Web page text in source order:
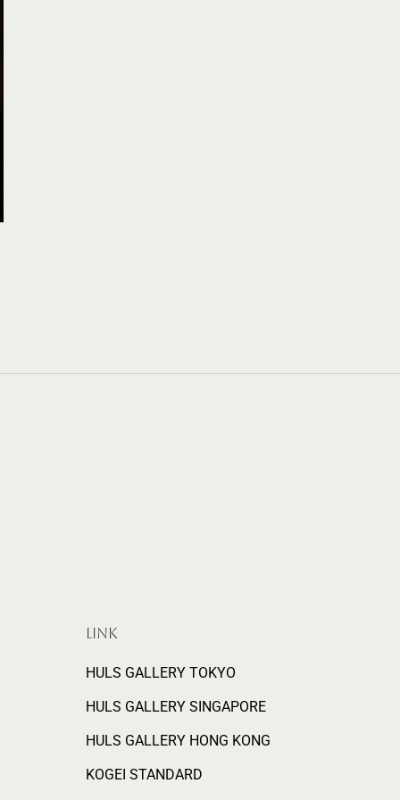
LINK
HULS GALLERY TOKYO
HULS GALLERY SINGAPORE
HULS GALLERY HONG KONG
KOGEI STANDARD